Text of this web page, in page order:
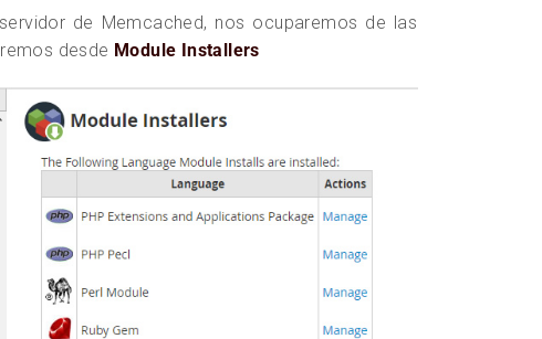
de Memcached, nos ocuparemos de las
desde Module Installers